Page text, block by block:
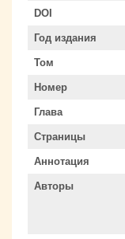
DOI
Год издания
Том
Номер
Глава
Страницы
Аннотация
Авторы